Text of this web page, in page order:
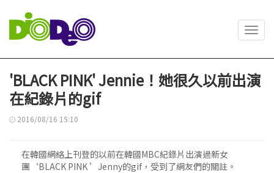
'BLACK PINK' Jennie！她很久以前出演
在紀錄片的gif
2016/08/16 15:10
在韓國網絡上刊登的以前在韓國MBC紀錄片出演過新女
團‘BLACK PINK ’Jenny的gif，受到了網友們的關註。